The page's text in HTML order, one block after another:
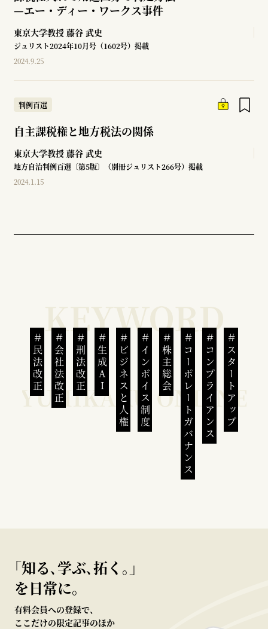
—エー・ディー・ワークス事件
東京大学教授 藤谷 武史
ジュリスト2024年10月号（1602号）掲載
2024.9.25
判例百選
自主課税権と地方税法の関係
東京大学教授 藤谷 武史
地方自治判例百選〔第5版〕（別冊ジュリスト266号）掲載
2024.1.15
民法改正 会社法改正 刑法改正 生成AI ビジネスと人権インボイス制度 株主総会 コーポレートガバナンスコンプライアンススタートアップ
｢知る､学ぶ､拓く｡｣
を日常に。
有料会員への登録で、
ここだけの限定記事のほか